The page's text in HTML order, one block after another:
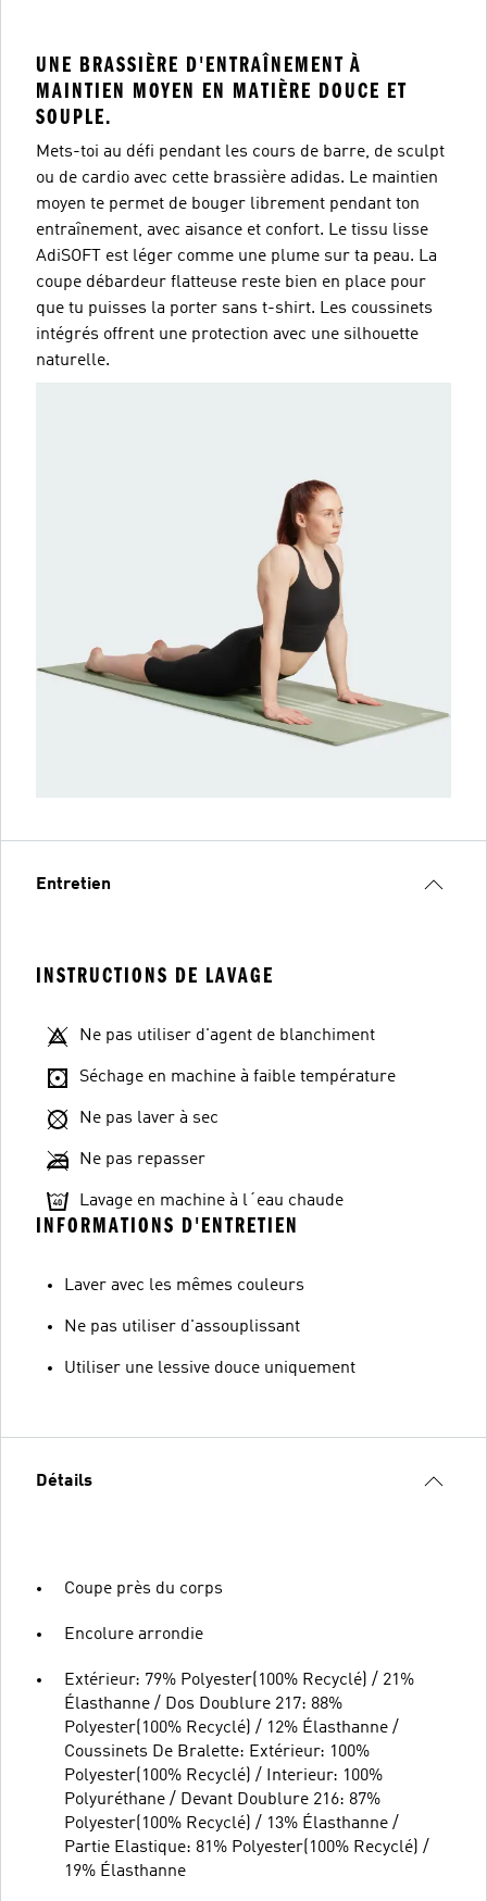
UNE BRASSIÈRE D'ENTRAÎNEMENT À
MAINTIEN MOYEN EN MATIÈRE DOUCE ET
SOUPLE.
Mets-toi au défi pendant les cours de barre, de sculpt
ou de cardio avec cette brassière adidas. Le maintien
moyen te permet de bouger librement pendant ton
entraînement, avec aisance et confort. Le tissu lisse
AdiSOFT est léger comme une plume sur ta peau. La
coupe débardeur flatteuse reste bien en place pour
que tu puisses la porter sans t-shirt. Les coussinets
intégrés offrent une protection avec une silhouette
naturelle.
Entretien
INSTRUCTIONS DE LAVAGE
Ne pas utiliser d'agent de blanchiment
Séchage en machine à faible température
Ne pas laver à sec
Ne pas repasser
Lavage en machine à l´eau chaude
INFORMATIONS D'ENTRETIEN
Laver avec les mêmes couleurs
Ne pas utiliser d'assouplissant
Utiliser une lessive douce uniquement
Détails
Coupe près du corps
Encolure arrondie
Extérieur: 79% Polyester(100% Recyclé) / 21%
Élasthanne / Dos Doublure 217: 88%
Polyester(100% Recyclé) / 12% Élasthanne /
Coussinets De Bralette: Extérieur: 100%
Polyester(100% Recyclé) / Interieur: 100%
Polyuréthane / Devant Doublure 216: 87%
Polyester(100% Recyclé) / 13% Élasthanne /
Partie Elastique: 81% Polyester(100% Recyclé) /
19% Élasthanne